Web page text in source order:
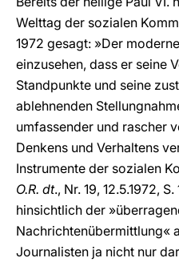
Welttag der sozialen
1972 gesagt: »Der
einzusehen, dass er seine
Standpunkte und seine
ablehnenden
umfassender und rascher
Denkens und Verhaltens
Instrumente der sozialen
O.R. dt., Nr. 19, 12.5.1972,
hinsichtlich der
Nachrichtenübermittlung«
Journalisten ja nicht nur